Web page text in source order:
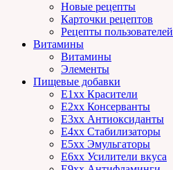
Новые рецепты
Карточки рецептов
Рецепты пользователей
Витамины
Витамины
Элементы
Пищевые добавки
E1xx Красители
E2xx Консерванты
E3xx Антиоксиданты
E4xx Стабилизаторы
E5xx Эмульгаторы
E6xx Усилители вкуса